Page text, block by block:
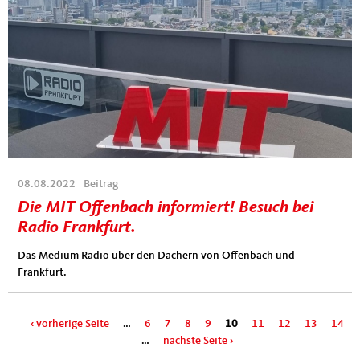
08.08.2022 Beitrag
Die MIT Offenbach informiert! Besuch bei
Radio Frankfurt.
Das Medium Radio über den Dächern von Offenbach und
Frankfurt.
Seiten
‹ vorherige Seite … 6 7 8 9 10 11 12 13
14
…
nächste Seite ›